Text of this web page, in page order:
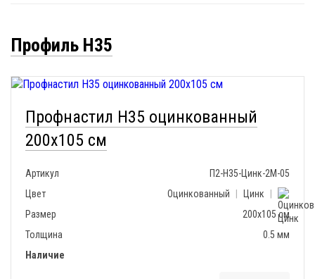
Профиль Н35
Профнастил H35 оцинкованный
200x105 см
Артикул
П2-Н35-Цинк-2М-05
Цвет
Оцинкованный Цинк
Размер
200х105 см
Толщина
0.5 мм
Наличие